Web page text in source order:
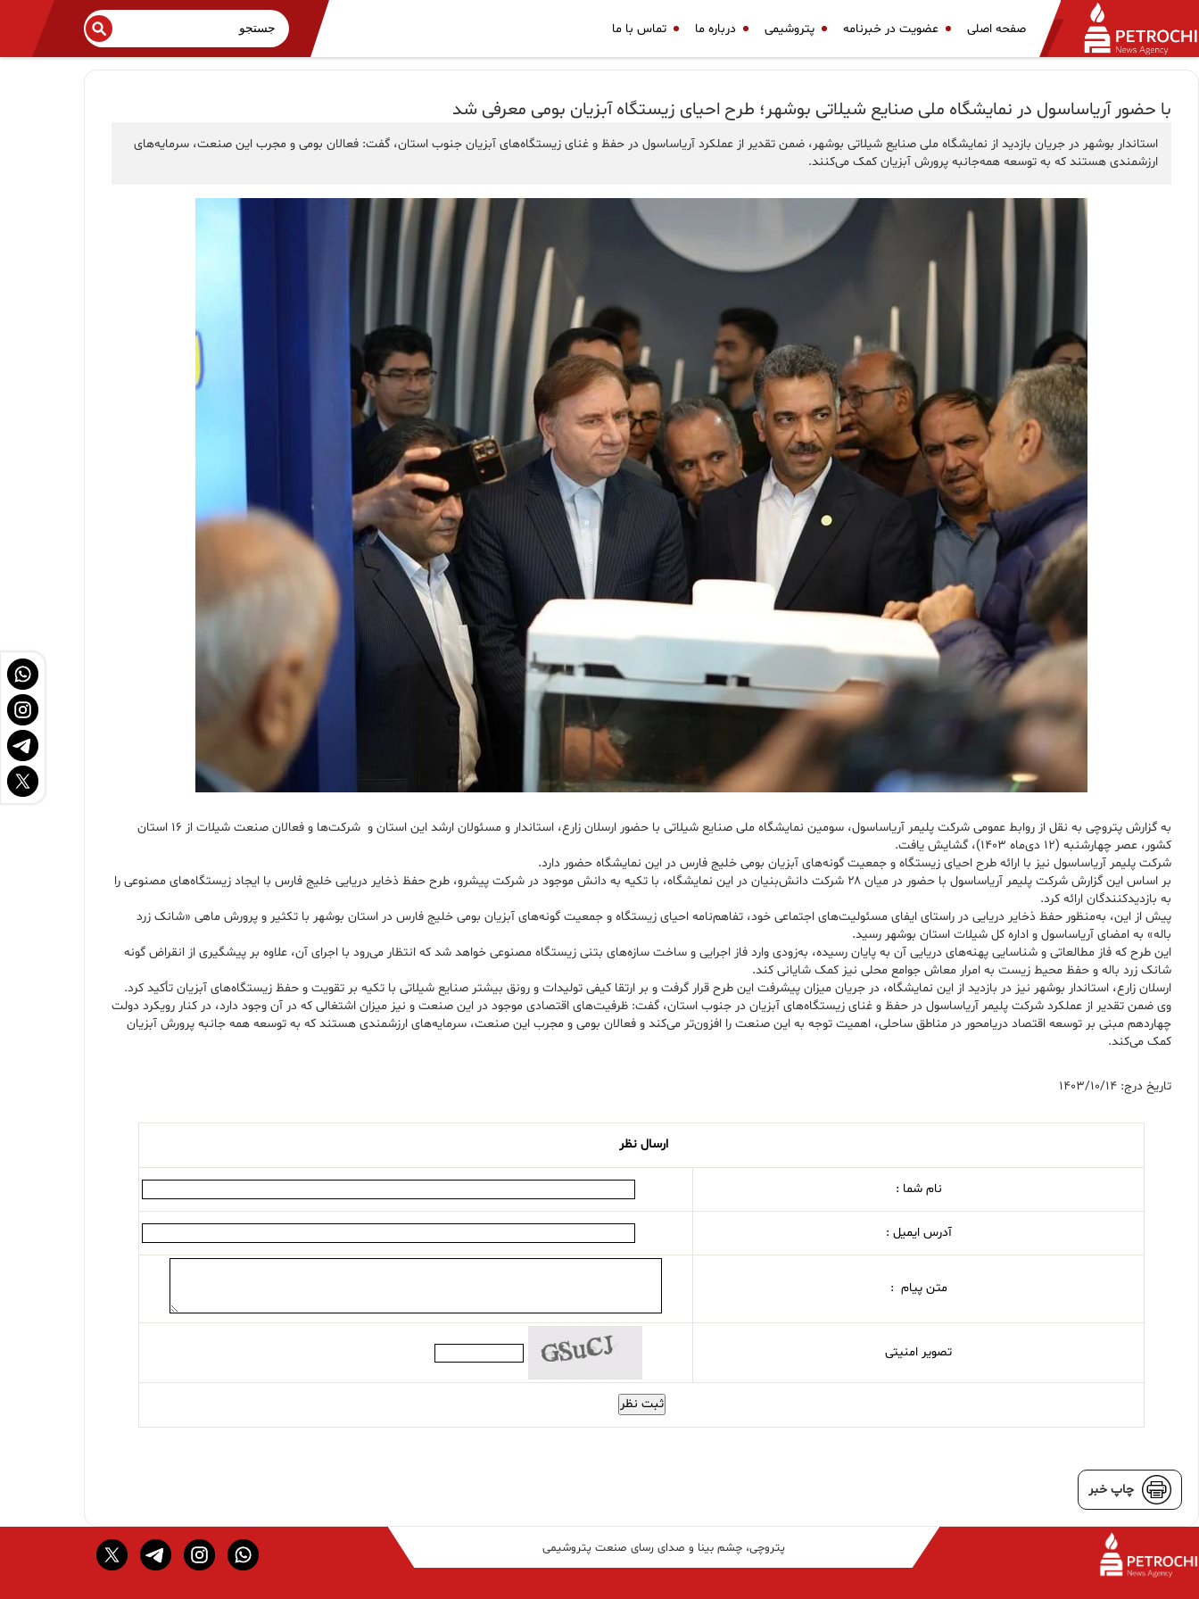
صفحه اصلی عضویت در خبرنامه پتروشیمی درباره ما تماس با ما
با حضور آریاساسول در نمایشگاه ملی صنایع شیلاتی بوشهر؛ طرح احیای زیستگاه آبزیان بومی معرفی شد
استاندار بوشهر در جریان بازدید از نمایشگاه ملی صنایع شیلاتی بوشهر، ضمن تقدیر از عملکرد آریاساسول در حفظ و غنای زیستگاه‌های آبزیان جنوب استان، گفت: فعالان بومی و مجرب این صنعت، سرمایه‌های
ارزشمندی هستند که به توسعه همه‌جانبه پرورش آبزیان کمک می‌کنند.
به گزارش پتروچی به نقل از روابط عمومی شرکت پلیمر آریاساسول، سومین نمایشگاه ملی صنایع شیلاتی با حضور ارسلان زارع، استاندار و مسئولان ارشد این استان و شرکت‌ها و فعالان صنعت شیلات از ۱۶ استان
کشور، عصر چهارشنبه (۱۲ دی‌ماه ۱۴۰۳)، گشایش یافت.
شرکت پلیمر آریاساسول نیز با ارائه طرح احیای زیستگاه و جمعیت گونه‌های آبزیان بومی خلیج فارس در این نمایشگاه حضور دارد.
بر اساس این گزارش شرکت پلیمر آریاساسول با حضور در میان ۲۸ شرکت دانش‌بنیان در این نمایشگاه، با تکیه به دانش موجود در شرکت پیشرو، طرح حفظ ذخایر دریایی خلیج فارس با ایجاد زیستگاه‌های مصنوعی را
به بازدیدکنندگان ارائه کرد.
پیش از این، به‌منظور حفظ ذخایر دریایی در راستای ایفای مسئولیت‌های اجتماعی خود، تفاهم‌نامه احیای زیستگاه و جمعیت گونه‌های آبزیان بومی خلیج فارس در استان بوشهر با تکثیر و پرورش ماهی «شانک زرد
باله» به امضای آریاساسول و اداره کل شیلات استان بوشهر رسید.
این طرح که فاز مطالعاتی و شناسایی پهنه‌های دریایی آن به پایان رسیده، به‌زودی وارد فاز اجرایی و ساخت سازه‌های بتنی زیستگاه مصنوعی خواهد شد که انتظار می‌رود با اجرای آن، علاوه بر پیشگیری از انقراض گونه
شانک زرد باله و حفظ محیط زیست به امرار معاش جوامع محلی نیز کمک شایانی کند.
ارسلان زارع، استاندار بوشهر نیز در بازدید از این نمایشگاه، در جریان میزان پیشرفت این طرح قرار گرفت و بر ارتقا کیفی تولیدات و رونق بیشتر صنایع شیلاتی با تکیه بر تقویت و حفظ زیستگاه‌های آبزیان تأکید کرد.
وی ضمن تقدیر از عملکرد شرکت پلیمر آریاساسول در حفظ و غنای زیستگاه‌های آبزیان در جنوب استان، گفت: ظرفیت‌های اقتصادی موجود در این صنعت و نیز میزان اشتغالی که در آن وجود دارد، در کنار رویکرد دولت
چهاردهم مبنی بر توسعه اقتصاد دریامحور در مناطق ساحلی، اهمیت توجه به این صنعت را افزون‌تر می‌کند و فعالان بومی و مجرب این صنعت، سرمایه‌های ارزشمندی هستند که به توسعه همه جانبه پرورش آبزیان
کمک می‌کند.
تاریخ درج: 1403/10/14
ارسال نظر
نام شما :
آدرس ایمیل :
متن پیام :
تصویر امنیتی
ثبت نظر
چاپ خبر
پتروچی، چشم بینا و صدای رسای صنعت پتروشیمی